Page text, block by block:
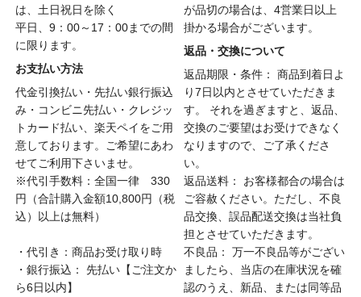
は、土日祝日を除く
平日、9：00～17：00までの間
に限ります。
お支払い方法
代金引換払い・先払い銀行振込
み・コンビニ先払い・クレジッ
トカード払い、楽天ペイをご用
意しております。ご希望にあわ
せてご利用下さいませ。
※代引手数料：全国一律 330
円（合計購入金額10,800円（税
込）以上は無料）
・代引き：商品お受け取り時
・銀行振込： 先払い【ご注文か
ら6日以内】
が品切の場合は、4営業日以上
掛かる場合がございます。
返品・交換について
返品期限・条件： 商品到着日よ
り7日以内とさせていただきま
す。 それを過ぎますと、返品、
交換のご要望はお受けできなく
なりますので、ご了承くださ
い。
返品送料： お客様都合の場合は
ご容赦ください。ただし、不良
品交換、誤品配送交換は当社負
担とさせていただきます。
不良品： 万一不良品等がござい
ましたら、当店の在庫状況を確
認のうえ、新品、または同等品